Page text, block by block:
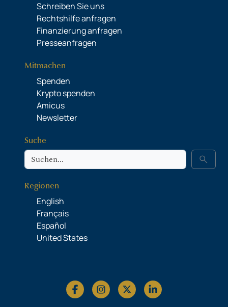
Schreiben Sie uns
Rechtshilfe anfragen
Finanzierung anfragen
Presseanfragen
Mitmachen
Spenden
Krypto spenden
Amicus
Newsletter
Suche
Suche search
Regionen
English
Français
Español
United States